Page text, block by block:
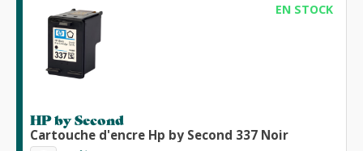
EN STOCK
HP by Second
Cartouche d'encre Hp by Second 337 Noir